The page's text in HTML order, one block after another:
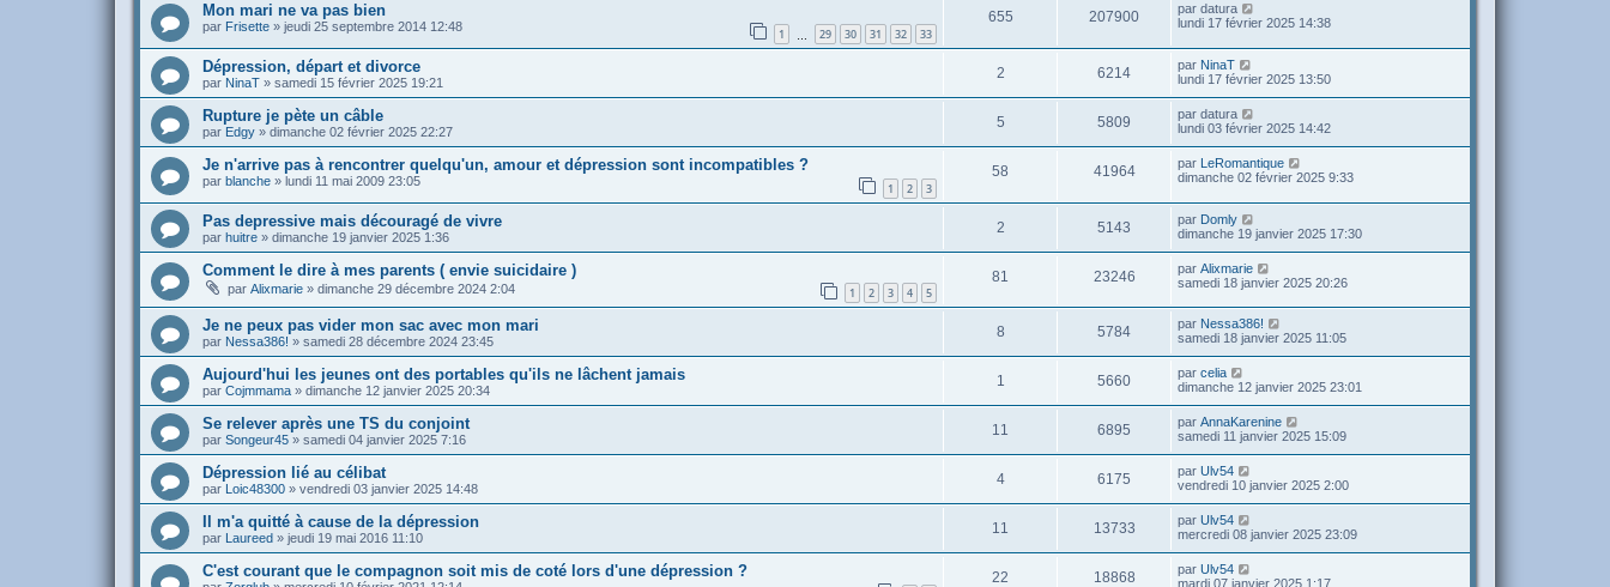
Mon mari ne va pas bien
par Frisette » jeudi 25 septembre 2014 12:48 1 29 30 31 32 33
655 207900 par datura
lundi 17 février 2025 14:38
Dépression, départ et divorce
par NinaT » samedi 15 février 2025 19:21
2 6214 par NinaT
lundi 17 février 2025 13:50
Rupture je pète un câble
par Edgy » dimanche 02 février 2025 22:27
5 5809 par datura
lundi 03 février 2025 14:42
Je n'arrive pas à rencontrer quelqu'un, amour et dépression sont incompatibles ?
par blanche » lundi 11 mai 2009 23:05 1 2 3
58 41964 par LeRomantique
dimanche 02 février 2025 9:33
Pas depressive mais découragé de vivre
par huitre » dimanche 19 janvier 2025 1:36
2 5143 par Domly
dimanche 19 janvier 2025 17:30
Comment le dire à mes parents ( envie suicidaire )
par Alixmarie » dimanche 29 décembre 2024 2:04 1 2 3 4 5
81 23246 par Alixmarie
samedi 18 janvier 2025 20:26
Je ne peux pas vider mon sac avec mon mari
par Nessa386! » samedi 28 décembre 2024 23:45
8 5784 par Nessa386!
samedi 18 janvier 2025 11:05
Aujourd'hui les jeunes ont des portables qu'ils ne lâchent jamais
par Cojmmama » dimanche 12 janvier 2025 20:34
1 5660 par celia
dimanche 12 janvier 2025 23:01
Se relever après une TS du conjoint
par Songeur45 » samedi 04 janvier 2025 7:16
11 6895 par AnnaKarenine
samedi 11 janvier 2025 15:09
Dépression lié au célibat
par Loic48300 » vendredi 03 janvier 2025 14:48
4 6175 par Ulv54
vendredi 10 janvier 2025 2:00
Il m'a quitté à cause de la dépression
par Laureed » jeudi 19 mai 2016 11:10
11 13733 par Ulv54
mercredi 08 janvier 2025 23:09
C'est courant que le compagnon soit mis de coté lors d'une dépression ? 22 18868 par Ulv54
mardi 07 janvier 2025 1:17